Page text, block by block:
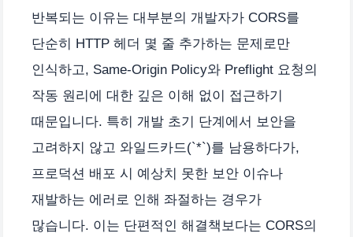
반복되는 이유는 대부분의 개발자가 CORS를
단순히 HTTP 헤더 몇 줄 추가하는 문제로만
인식하고, Same-Origin Policy와 Preflight 요청의
작동 원리에 대한 깊은 이해 없이 접근하기
때문입니다. 특히 개발 초기 단계에서 보안을
고려하지 않고 와일드카드(`*`)를 남용하다가,
프로덕션 배포 시 예상치 못한 보안 이슈나
재발하는 에러로 인해 좌절하는 경우가
많습니다. 이는 단편적인 해결책보다는 CORS의